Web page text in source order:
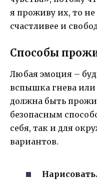
я проживу их, то не
счастливее и
Способы
Любая эмоция –
вспышка гнева или
должна быть
безопасным
себя, так и для
вариантов.